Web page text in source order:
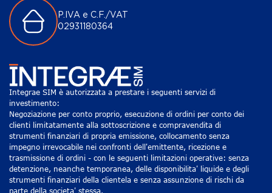
P.IVA e C.F./VAT
02931180364
Integrae SIM è autorizzata a prestare i seguenti servizi di
investimento:
Negoziazione per conto proprio, esecuzione di ordini per conto dei
clienti limitatamente alla sottoscrizione e compravendita di
strumenti finanziari di propria emissione, collocamento senza
impegno irrevocabile nei confronti dell'emittente, ricezione e
trasmissione di ordini - con le seguenti limitazioni operative: senza
detenzione, neanche temporanea, delle disponibilita' liquide e degli
strumenti finanziari della clientela e senza assunzione di rischi da
parte della societa' stessa.